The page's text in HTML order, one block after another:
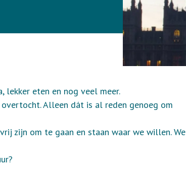
lekker eten en nog veel meer.
Alleen dát is al reden genoeg om
zijn om te gaan en staan waar we willen. We